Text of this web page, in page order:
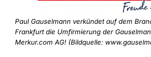
Paul Gauselmann verkündet auf dem
Frankfurt die Umfirmierung der
Merkur.com AG! (Bildquelle: